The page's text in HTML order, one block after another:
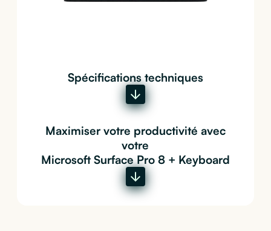
Spécifications techniques
Maximiser votre productivité avec
votre
Microsoft Surface Pro 8 + Keyboard